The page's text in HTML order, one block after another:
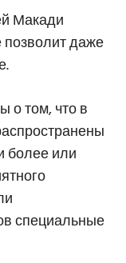
Макади
позволит даже
том, что в
более или
специальные